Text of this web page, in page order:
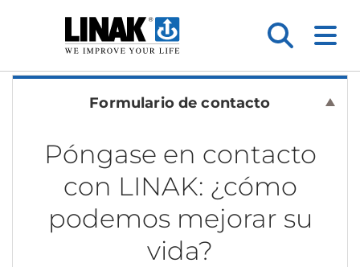
Formulario de contacto
Póngase en contacto
con LINAK: ¿cómo
podemos mejorar su
vida?